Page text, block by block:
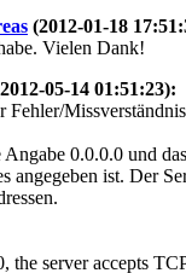
(2012-01-18
Vielen Dank!
05-14 01:51:23):
Fehler/
0.0.0.0 und
angegeben ist. Der
the server accepts